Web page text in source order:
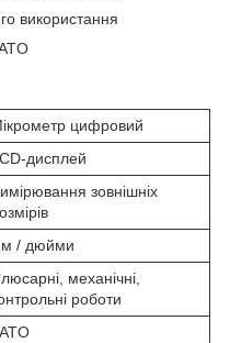
використання
цифровий
дисплей
зовнішніх
/ дюйми
механічні,
роботи